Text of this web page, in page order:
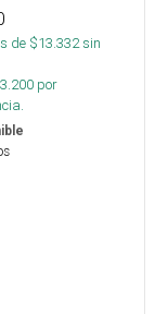
de $13.332sin
3.200 por